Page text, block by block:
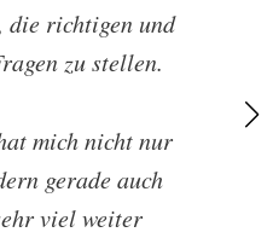
richtigen und
zu stellen.
mich nicht nur
gerade auch
viel weiter